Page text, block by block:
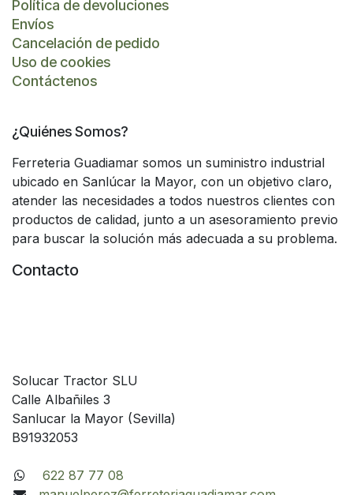
Política de devoluciones
Envíos
Cancelación de pedido
Uso de cookies
Contáctenos
¿Quiénes Somos?
Ferreteria Guadiamar somos un suministro industrial
ubicado en Sanlúcar la Mayor, con un objetivo claro,
atender las necesidades a todos nuestros clientes con
productos de calidad, junto a un asesoramiento previo
para buscar la solución más adecuada a su problema.
Contacto
Solucar Tractor SLU
Calle Albañiles 3
Sanlucar la Mayor (Sevilla)
B91932053
622 87 77 08